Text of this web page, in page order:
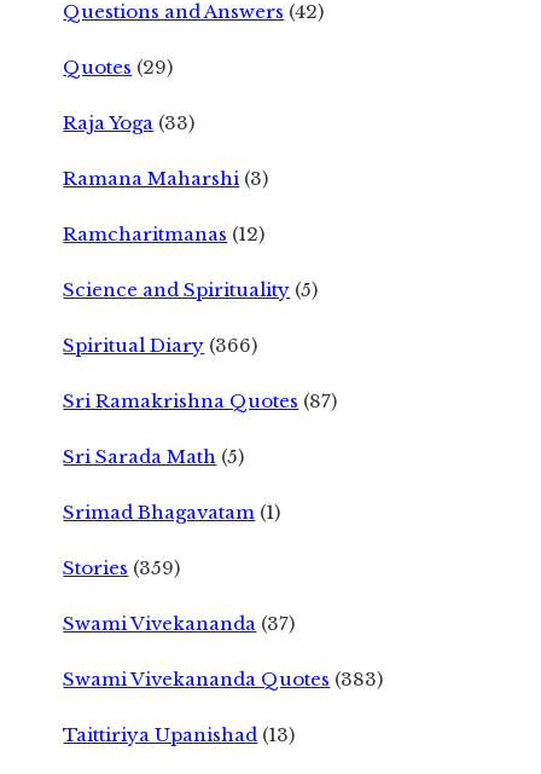
Questions and Answers (42)
Quotes (29)
Raja Yoga (33)
Ramana Maharshi (3)
Ramcharitmanas (12)
Science and Spirituality (5)
Spiritual Diary (366)
Sri Ramakrishna Quotes (87)
Sri Sarada Math (5)
Srimad Bhagavatam (1)
Stories (359)
Swami Vivekananda (37)
Swami Vivekananda Quotes (383)
Taittiriya Upanishad (13)